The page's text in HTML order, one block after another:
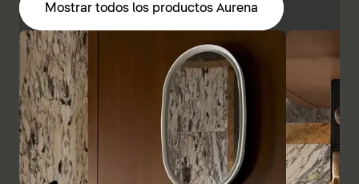
Mostrar todos los productos Aurena